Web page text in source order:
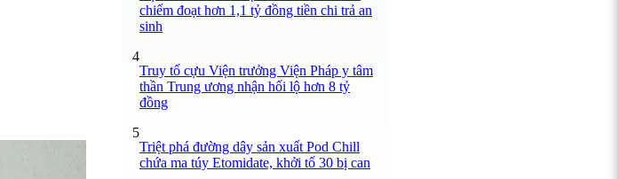
chiếm đoạt hơn 1,1 tỷ đồng tiền chi trả an
sinh
4
Truy tố cựu Viện trưởng Viện Pháp y tâm
thần Trung ương nhận hối lộ hơn 8 tỷ
đồng
5
Triệt phá đường dây sản xuất Pod Chill
chứa ma túy Etomidate, khởi tố 30 bị can